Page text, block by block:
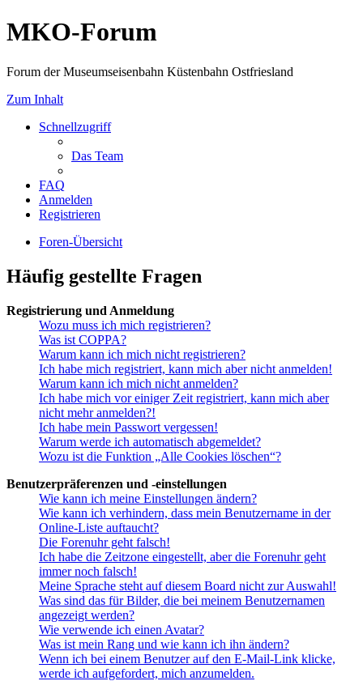
MKO-Forum
Forum der Museumseisenbahn Küstenbahn Ostfriesland
Zum Inhalt
Schnellzugriff
Das Team
FAQ
Anmelden
Registrieren
Foren-Übersicht
Häufig gestellte Fragen
Registrierung und Anmeldung
Wozu muss ich mich registrieren?
Was ist COPPA?
Warum kann ich mich nicht registrieren?
Ich habe mich registriert, kann mich aber nicht anmelden!
Warum kann ich mich nicht anmelden?
Ich habe mich vor einiger Zeit registriert, kann mich aber
nicht mehr anmelden?!
Ich habe mein Passwort vergessen!
Warum werde ich automatisch abgemeldet?
Wozu ist die Funktion „Alle Cookies löschen“?
Benutzerpräferenzen und -einstellungen
Wie kann ich meine Einstellungen ändern?
Wie kann ich verhindern, dass mein Benutzername in der
Online-Liste auftaucht?
Die Forenuhr geht falsch!
Ich habe die Zeitzone eingestellt, aber die Forenuhr geht
immer noch falsch!
Meine Sprache steht auf diesem Board nicht zur Auswahl!
Was sind das für Bilder, die bei meinem Benutzernamen
angezeigt werden?
Wie verwende ich einen Avatar?
Was ist mein Rang und wie kann ich ihn ändern?
Wenn ich bei einem Benutzer auf den E-Mail-Link klicke,
werde ich aufgefordert, mich anzumelden.